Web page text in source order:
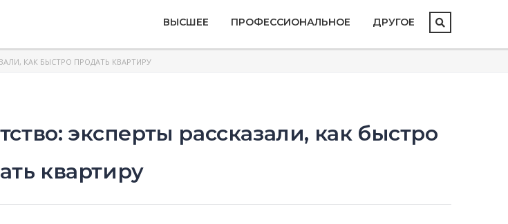
ВЫСШЕЕ ПРОФЕССИОНАЛЬНОЕ ДРУГОЕ
КАК БЫСТРО ПРОДАТЬ КВАРТИРУ
эксперты рассказали, как быстро
квартиру